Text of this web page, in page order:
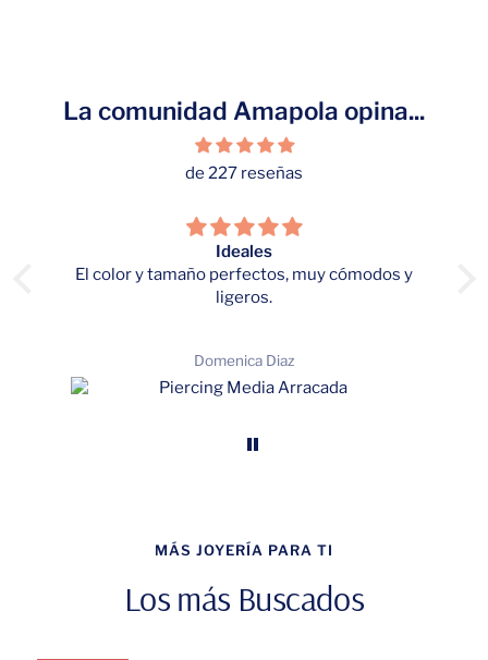
La comunidad Amapola opina...
de 227 reseñas
Ideales
El color y tamaño perfectos, muy cómodos y
ligeros.
Domenica Diaz
MÁS JOYERÍA PARA TI
Los más Buscados